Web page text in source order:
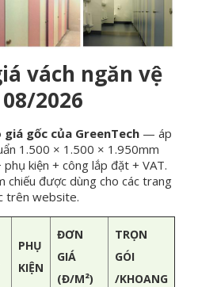
vách ngăn vệ
2026
giá gốc của GreenTech — áp
1.500 × 1.500 × 1.950mm
kiện + công lắp đặt + VAT.
chiếu được dùng cho các trang
trên website.
PHỤ
KIỆN
ĐƠN
GIÁ
(Đ/M²)
TRỌN
GÓI
/KHOANG